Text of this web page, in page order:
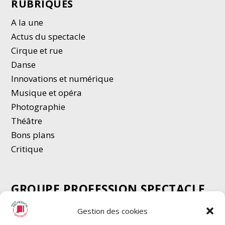
Gestion des cookies
RUBRIQUES
A la une
Actus du spectacle
Cirque et rue
Danse
Innovations et numérique
Musique et opéra
Photographie
Théâtre
Bons plans
Critique
GROUPE PROFESSION SPECTACLE
Chèque Intermittents